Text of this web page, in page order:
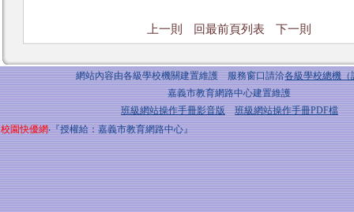
上一則 回最前頁列表 下一則
網站內容由各級學校機關建置維護 服務窗口請洽各級學校總機（
嘉義市教育網路中心建置維護
班級網站操作手冊影音版
班級網站操作手冊PDF檔
校園快優網‧『授權給：嘉義市教育網路中心』